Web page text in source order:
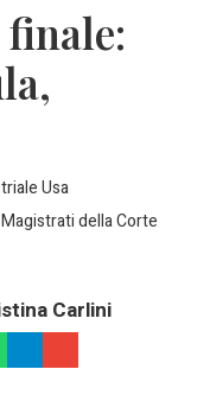
Usa
della Corte
Carlini